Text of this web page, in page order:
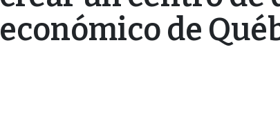
económico de